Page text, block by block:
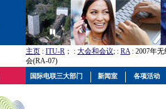
主页 : ITU-R ； : 大会和会议; : RA: 2007年
会(RA-07)
国际电联三大部门 新闻室 各项活动